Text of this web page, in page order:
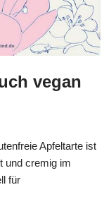
vegan
Apfeltarte ist
und cremig im
für